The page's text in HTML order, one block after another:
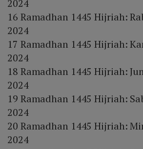
2024
16 Ramadhan 1445 Hijriah:
2024
17 Ramadhan 1445 Hijriah:
2024
18 Ramadhan 1445 Hijriah:
2024
19 Ramadhan 1445 Hijriah:
2024
20 Ramadhan 1445 Hijriah:
2024